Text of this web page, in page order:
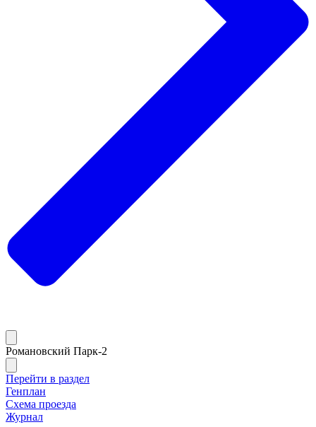
Романовский Парк-2
Перейти в раздел
Генплан
Схема проезда
Журнал